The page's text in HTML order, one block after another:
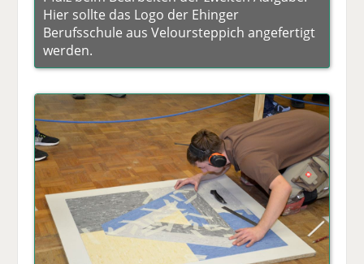
Hier sollte das Logo der Ehinger
Berufsschule aus Veloursteppich angefertigt
werden.